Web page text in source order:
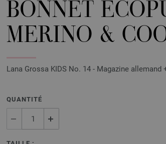
BONNET
MERINO &
Lana Grossa KIDS No. 14 - Magazine
QUANTITÉ